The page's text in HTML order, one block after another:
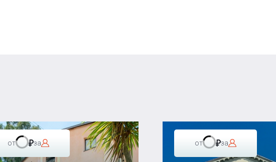
от за от за